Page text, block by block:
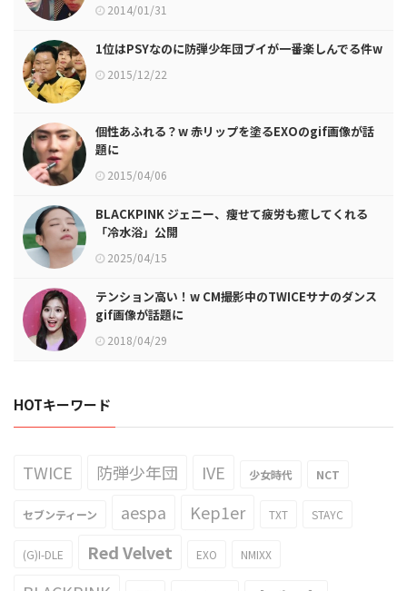
2014/01/31
1位はPSYなのに防弾少年団ブイが一番楽しんでる件w
2015/12/22
個性あふれる？w 赤リップを塗るEXOのgif画像が話
題に
2015/04/06
BLACKPINK ジェニー、痩せて疲労も癒してくれる
「冷水浴」公開
2025/04/15
テンション高い！w CM撮影中のTWICEサナのダンス
gif画像が話題に
2018/04/29
HOTキーワード
TWICE 防弾少年団 IVE 少女時代 NCT
セブンティーン aespa Kep1er TXT STAYC
(G)I-DLE Red Velvet EXO NMIXX